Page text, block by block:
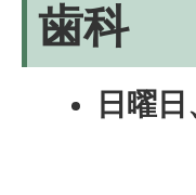
歯科
日曜
午